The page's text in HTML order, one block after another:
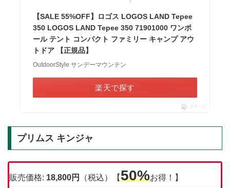
【SALE 55%OFF】ロゴス LOGOS LAND Tepee
350 LOGOS LAND Tepee 350 71901000 ワンポ
ール テント コンパクト ファミリー キャンプ アウ
トドア 【正規品】
OutdoorStyle サンデーマウンテン
楽天で探す
ポチップ
プリムス キンジャ
販売価格: 18,800円 （税込）【50%お得！】